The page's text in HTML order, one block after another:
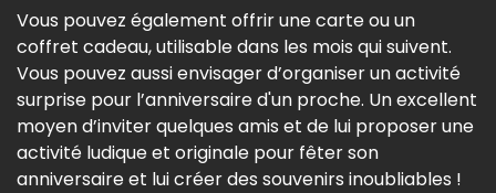
Vous pouvez également offrir une carte ou un
coffret cadeau, utilisable dans les mois qui suivent.
Vous pouvez aussi envisager d’organiser un activité
surprise pour l’anniversaire d'un proche. Un excellent
moyen d’inviter quelques amis et de lui proposer une
activité ludique et originale pour fêter son
anniversaire et lui créer des souvenirs inoubliables !